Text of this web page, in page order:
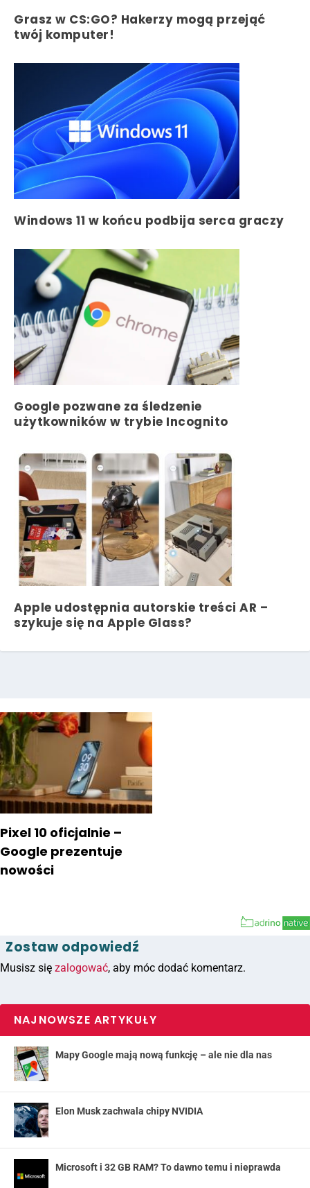
Grasz w CS:GO? Hakerzy mogą przejąć
twój komputer!
Windows 11 w końcu podbija serca graczy
Google pozwane za śledzenie
użytkowników w trybie Incognito
Apple udostępnia autorskie treści AR –
szykuje się na Apple Glass?
Pixel 10 oficjalnie –
Google prezentuje
nowości
Zostaw odpowiedź
Musisz się zalogować, aby móc dodać komentarz.
NAJNOWSZE ARTYKUŁY
Mapy Google mają nową funkcję – ale nie dla nas
Elon Musk zachwala chipy NVIDIA
Microsoft i 32 GB RAM? To dawno temu i nieprawda